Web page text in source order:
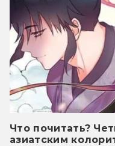
Что почитать?
азиатским